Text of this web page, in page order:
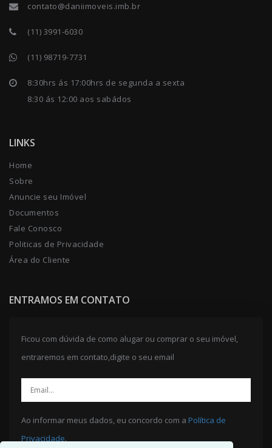
contato@daniimoveis.imb.br
(11) 3991-6030
(11) 98719-7731
8:30hrs ás 17:00hrs de segunda a sexta
8:30 ás 12:00 aos sabádos
LINKS
Home
Sobre
Anuncie seu Imóvel
Documentos
Fale Conosco
Politicas de Privacidade
Área do Cliente
ENTRAMOS EM CONTATO
Ficou com dúvida de como alugar ou comprar o seu imóvel,
entraremos em contato,digite o seu email
Ao informar meus dados, eu concordo com a Política de
Privacidade.